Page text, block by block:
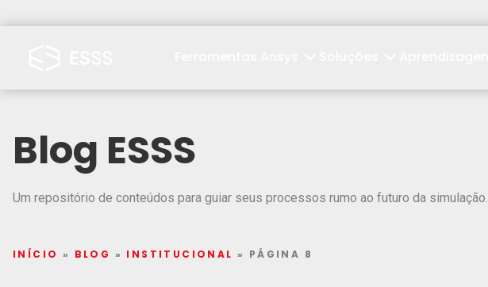
Blog ESSS
Um repositório de conteúdos para guiar seus processos rumo ao futuro da simulação.
INÍCIO » BLOG » INSTITUCIONAL » PÁGINA 8